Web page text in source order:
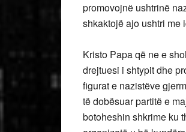
promovojnë ushtrinë
shkaktojë ajo ushtri me
Kristo Papa që ne e
drejtuesi i shtypit dhe
figurat e nazistëve
të dobësuar partitë e
botoheshin shkrime ku